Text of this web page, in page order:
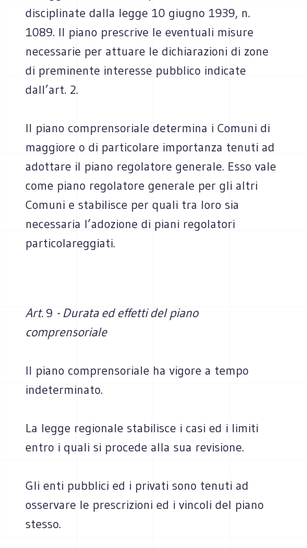
disciplinate dalla legge 10 giugno 1939, n.
1089. Il piano prescrive le eventuali misure
necessarie per attuare le dichiarazioni di zone
di preminente interesse pubblico indicate
dall’art. 2.
Il piano comprensoriale determina i Comuni di
maggiore o di particolare importanza tenuti ad
adottare il piano regolatore generale. Esso vale
come piano regolatore generale per gli altri
Comuni e stabilisce per quali tra loro sia
necessaria l’adozione di piani regolatori
particolareggiati.
Art.9 - Durata ed effetti del piano
comprensoriale
Il piano comprensoriale ha vigore a tempo
indeterminato.
La legge regionale stabilisce i casi ed i limiti
entro i quali si procede alla sua revisione.
Gli enti pubblici ed i privati sono tenuti ad
osservare le prescrizioni ed i vincoli del piano
stesso.